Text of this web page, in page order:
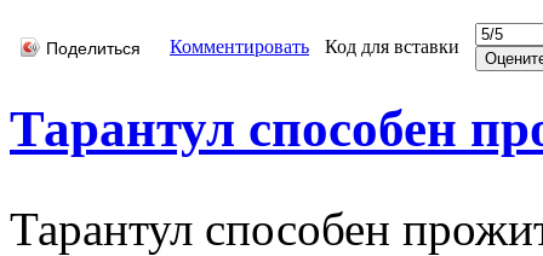
Поделиться Комментировать Код для вставки
Тарантул способен
Тарантул способен